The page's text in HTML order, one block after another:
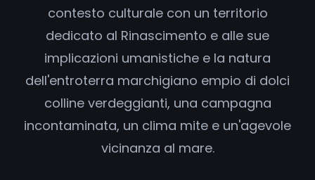
contesto culturale con un territorio
dedicato al Rinascimento e alle sue
implicazioni umanistiche e la natura
dell'entroterra marchigiano empio di dolci
colline verdeggianti, una campagna
incontaminata, un clima mite e un'agevole
vicinanza al mare.